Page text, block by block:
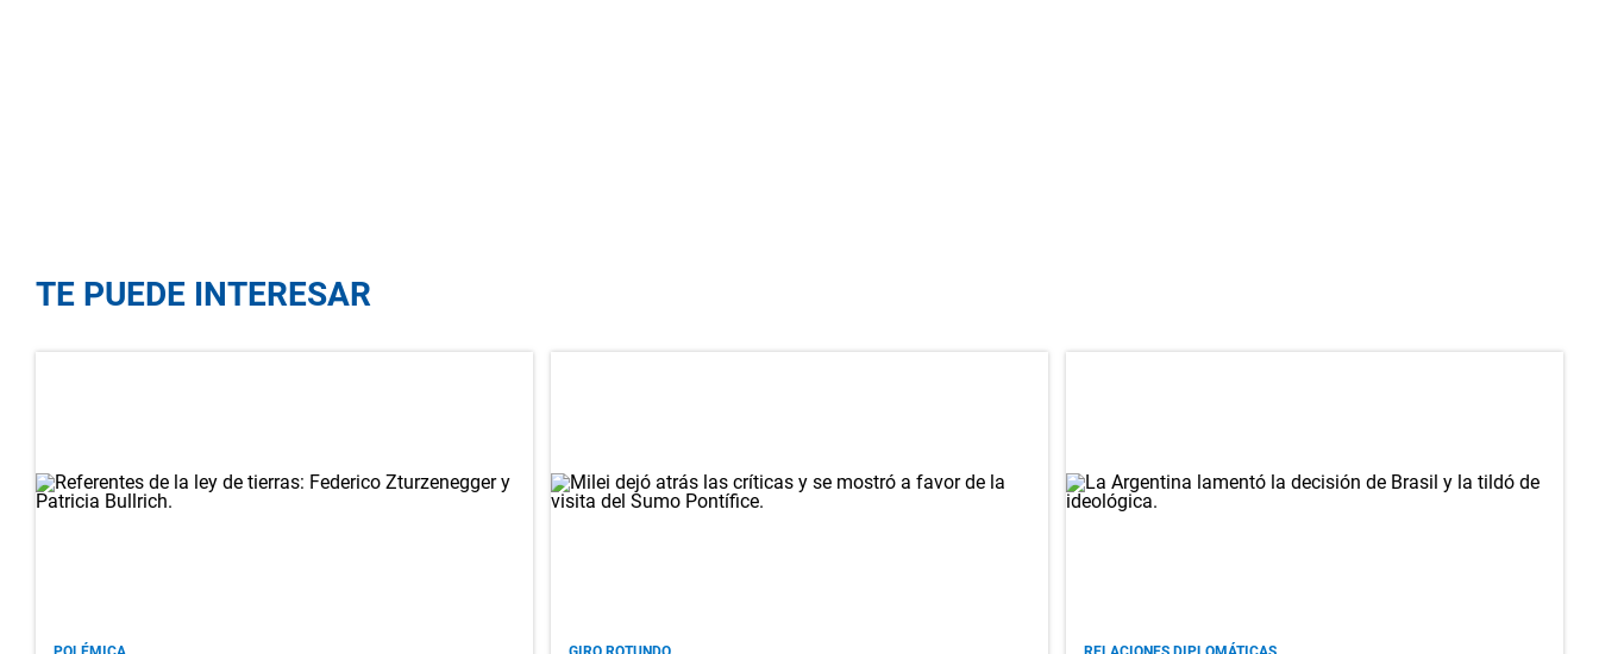
TE PUEDE INTERESAR